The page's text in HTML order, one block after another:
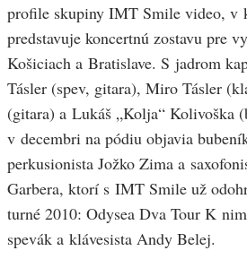
profile skupiny IMT Smile video, v
predstavuje koncertnú zostavu pre
Košiciach a Bratislave. S jadrom
Tásler (spev, gitara), Miro Tásler
(gitara) a Lukáš „Kolja“ Kolivoška
v decembri na pódiu objavia
perkusionista Jožko Zima a
Garbera, ktorí s IMT Smile už
turné 2010: Odysea Dva Tour K
spevák a klávesista Andy Belej.